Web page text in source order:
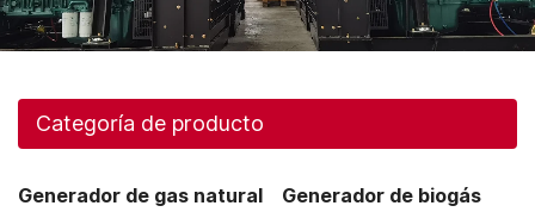
Categoría de producto
Generador de gas natural
Generador de biogás